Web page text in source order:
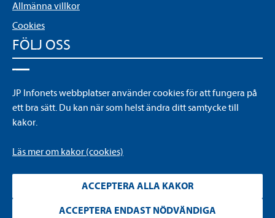
Allmänna villkor
Cookies
FÖLJ OSS
YouTube
JP Infonets webbplatser använder cookies för att fungera på
ett bra sätt. Du kan när som helst ändra ditt samtycke till
kakor.
Läs mer om kakor (cookies)
ACCEPTERA ALLA KAKOR
ACCEPTERA ENDAST NÖDVÄNDIGA